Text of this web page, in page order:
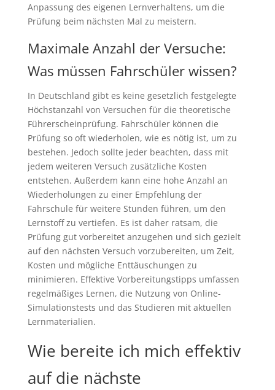
Anpassung des eigenen Lernverhaltens, um die
Prüfung beim nächsten Mal zu meistern.
Maximale Anzahl der Versuche:
Was müssen Fahrschüler wissen?
In Deutschland gibt es keine gesetzlich festgelegte
Höchstanzahl von Versuchen für die theoretische
Führerscheinprüfung. Fahrschüler können die
Prüfung so oft wiederholen, wie es nötig ist, um zu
bestehen. Jedoch sollte jeder beachten, dass mit
jedem weiteren Versuch zusätzliche Kosten
entstehen. Außerdem kann eine hohe Anzahl an
Wiederholungen zu einer Empfehlung der
Fahrschule für weitere Stunden führen, um den
Lernstoff zu vertiefen. Es ist daher ratsam, die
Prüfung gut vorbereitet anzugehen und sich gezielt
auf den nächsten Versuch vorzubereiten, um Zeit,
Kosten und mögliche Enttäuschungen zu
minimieren. Effektive Vorbereitungstipps umfassen
regelmäßiges Lernen, die Nutzung von Online-
Simulationstests und das Studieren mit aktuellen
Lernmaterialien.
Wie bereite ich mich effektiv
auf die nächste